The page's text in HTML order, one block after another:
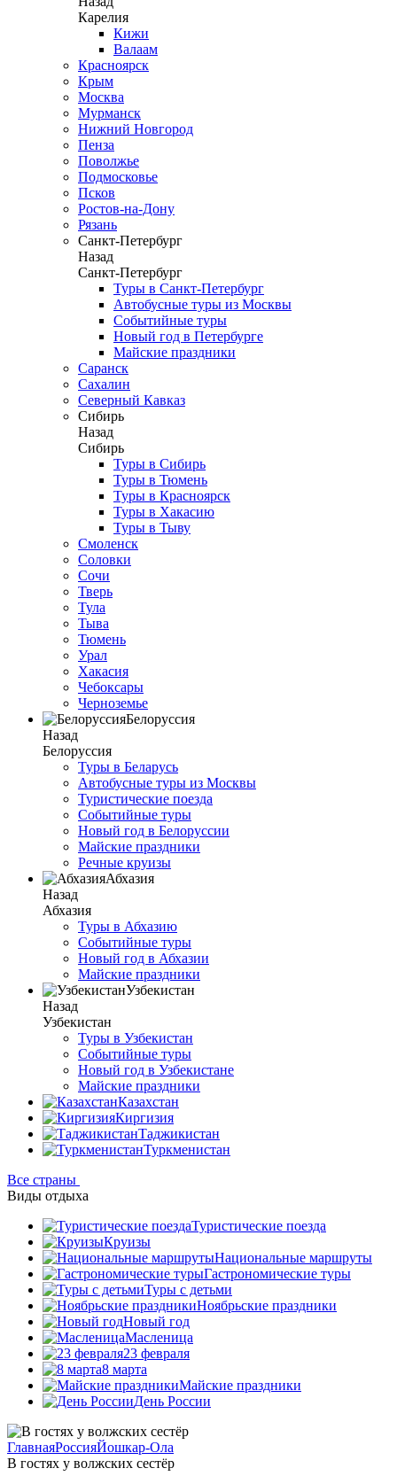
Карелия
Кижи
Валаам
Красноярск
Крым
Москва
Мурманск
Нижний Новгород
Пенза
Поволжье
Подмосковье
Псков
Ростов-на-Дону
Рязань
Санкт-Петербург
Назад
Санкт-Петербург
Туры в Санкт-Петербург
Автобусные туры из Москвы
Событийные туры
Новый год в Петербурге
Майские праздники
Саранск
Сахалин
Северный Кавказ
Сибирь
Назад
Сибирь
Туры в Сибирь
Туры в Тюмень
Туры в Красноярск
Туры в Хакасию
Туры в Тыву
Смоленск
Соловки
Сочи
Тверь
Тула
Тыва
Тюмень
Урал
Хакасия
Чебоксары
Черноземье
Белоруссия
Назад
Белоруссия
Туры в Беларусь
Автобусные туры из Москвы
Туристические поезда
Событийные туры
Новый год в Белоруссии
Майские праздники
Речные круизы
Абхазия
Назад
Абхазия
Туры в Абхазию
Событийные туры
Новый год в Абхазии
Майские праздники
Узбекистан
Назад
Узбекистан
Туры в Узбекистан
Событийные туры
Новый год в Узбекистане
Майские праздники
Казахстан
Киргизия
Таджикистан
Туркменистан
Все страны
Виды отдыха
Туристические поезда
Круизы
Национальные маршруты
Гастрономические туры
Туры с детьми
Ноябрьские праздники
Новый год
Масленица
23 февраля
8 марта
Майские праздники
День России
ГлавнаяРоссияЙошкар-Ола
В гостях у волжских сестёр